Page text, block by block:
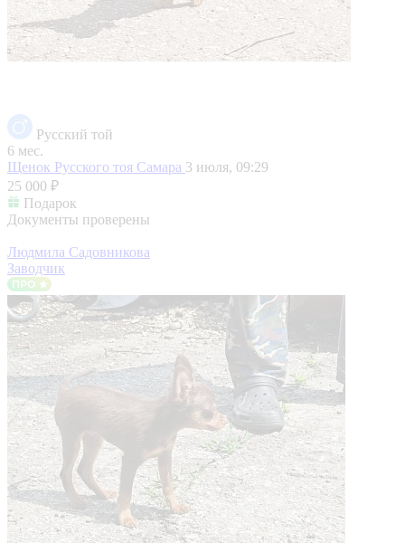
Русский той
6 мес.
Щенок Русского тоя Самара 3 июля, 09:29
25 000 ₽
Подарок
Документы проверены
Людмила Садовникова
Заводчик